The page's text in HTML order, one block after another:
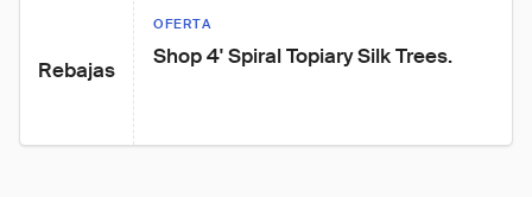
Rebajas
OFERTA
Shop 4' Spiral Topiary Silk Trees.